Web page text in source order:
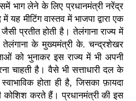
भाग लेने के लिए प्रधानमंत्री नरेंद्र
यह मीटिंग वास्तव में भाजपा द्वारा एक
प्रतीत होती है। तेलंगाना राज्य में
के मुख्यमंत्री के. चन्द्रशेखर
को भुनाकर इस राज्य में भी अपनी
चाहती है। वैसे भी सत्ताधारी दल के
होता ही है, जिसका फ़ायदा
कोशिश करते हैं। प्रधानमंत्री की इस